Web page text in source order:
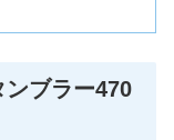
ンブラー470